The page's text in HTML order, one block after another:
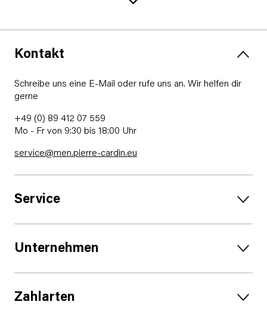
Kontakt
Schreibe uns eine E-Mail oder rufe uns an. Wir helfen dir
gerne
+49 (0) 89 412 07 559
Mo - Fr von 9:30 bis 18:00 Uhr
service@men.pierre-cardin.eu
Service
Unternehmen
Zahlarten